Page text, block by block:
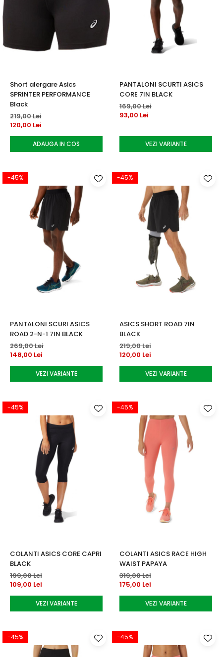
Short alergare Asics
SPRINTER PERFORMANCE
Black
219,00 Lei
120,00 Lei
ADAUGA IN COS
PANTALONI SCURTI ASICS
CORE 7IN BLACK
169,00 Lei
93,00 Lei
VEZI VARIANTE
-45%
PANTALONI SCURI ASICS
ROAD 2-N-1 7IN BLACK
269,00 Lei
148,00 Lei
VEZI VARIANTE
-45%
ASICS SHORT ROAD 7IN
BLACK
219,00 Lei
120,00 Lei
VEZI VARIANTE
-45%
COLANTI ASICS CORE CAPRI
BLACK
199,00 Lei
109,00 Lei
VEZI VARIANTE
-45%
COLANTI ASICS RACE HIGH
WAIST PAPAYA
319,00 Lei
175,00 Lei
VEZI VARIANTE
-45% -45%